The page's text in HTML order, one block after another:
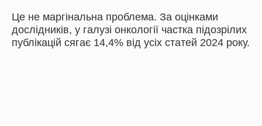
Це не маргінальна проблема. За оцінками
дослідників, у галузі онкології частка підозрілих
публікацій сягає 14,4% від усіх статей 2024 року.